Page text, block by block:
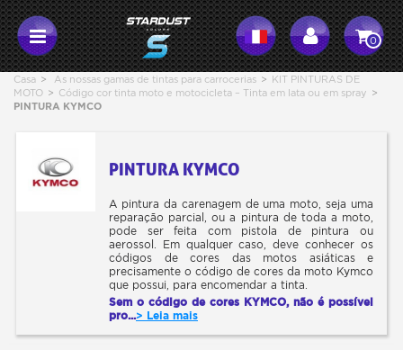
0
Casa > As nossas gamas de tintas para carrocerias > KIT PINTURAS DE
MOTO > Código cor tinta moto e motocicleta – Tinta em lata ou em spray >
PINTURA KYMCO
PINTURA KYMCO
A pintura da carenagem de uma moto, seja uma
reparação parcial, ou a pintura de toda a moto,
pode ser feita com pistola de pintura ou
aerossol. Em qualquer caso, deve conhecer os
códigos de cores das motos asiáticas e
precisamente o código de cores da moto Kymco
que possui, para encomendar a tinta.
Sem o código de cores KYMCO, não é possível
pro...> Leia mais